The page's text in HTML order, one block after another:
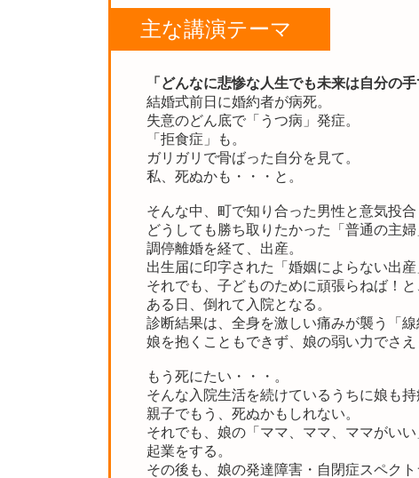
主な講演テーマ
「どんなに悲惨な人生でも未来は自分の手
結婚式前日に婚約者が病死。
失意のどん底で「うつ病」発症。
「拒食症」も。
ガリガリで骨ばった自分を見て。
私、死ぬかも・・・と。
そんな中、町で知り合った男性と意気投合
どうしても勝ち取りたかった「普通の主
調停離婚を経て、出産。
出生届に印字された「婚姻によらない出産
それでも、子どものために頑張らねば！
ある日、倒れて入院となる。
診断結果は、全身を激しい痛みが襲う「線
娘を抱くこともできず、娘の弱い力でさ
もう死にたい・・・。
そんな入院生活を続けているうちに娘も持
親子でもう、死ぬかもしれない。
それでも、娘の「ママ、ママ、ママがいい
起業をする。
その後も、娘の発達障害・自閉症スペク